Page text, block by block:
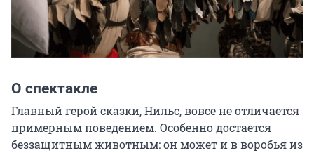
О спектакле
Главный герой сказки, Нильс, вовсе не отличается
примерным поведением. Особенно достается
беззащитным животным: он может и в воробья из